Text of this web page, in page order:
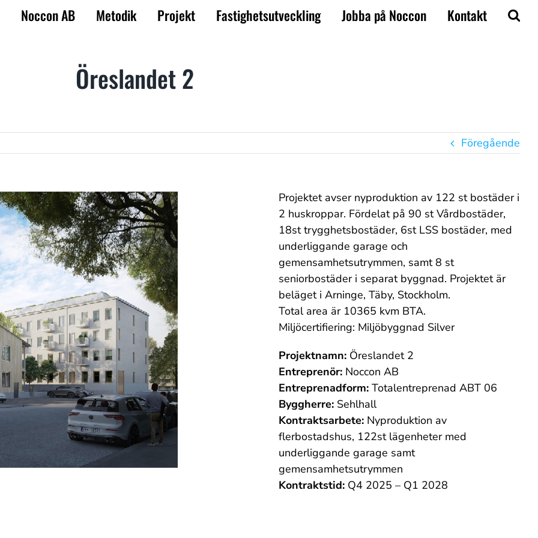
Noccon AB Metodik Projekt Fastighetsutveckling Jobba på Noccon Kontakt
Öreslandet 2
Föregående
Projektet avser nyproduktion av 122 st bostäder i
2 huskroppar. Fördelat på 90 st Vårdbostäder,
18st trygghetsbostäder, 6st LSS bostäder, med
underliggande garage och
gemensamhetsutrymmen, samt 8 st
seniorbostäder i separat byggnad. Projektet är
beläget i Arninge, Täby, Stockholm.
Total area är 10365 kvm BTA.
Miljöcertifiering: Miljöbyggnad Silver
Projektnamn:Öreslandet 2
Entreprenör:Noccon AB
Entreprenadform:Totalentreprenad ABT 06
Byggherre:Sehlhall
Kontraktsarbete:Nyproduktion av
flerbostadshus, 122st lägenheter med
underliggande garage samt
gemensamhetsutrymmen
Kontraktstid:Q4 2025 – Q1 2028